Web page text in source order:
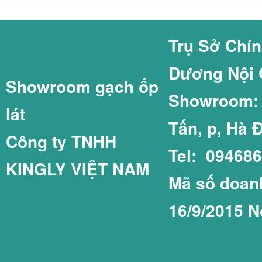
GẠCH COTTO
GẠCH LÁT SÂN
GẠCH LÁT SÂN
GẠCH THẺ
GẠCH THẺ
GẠCH THẺ
Showroom gạch ốp
lát
Công ty TNHH
KINGLY VIỆT NAM
Trụ Sở
Dương Nội
Tấn, p, Hà
Tel:
Mã số
16/9/2015